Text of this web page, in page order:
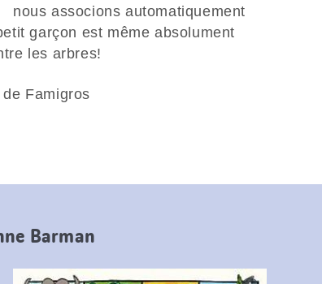
nous associons automatiquement
garçon est même absolument
les arbres!
Famigros
Barman